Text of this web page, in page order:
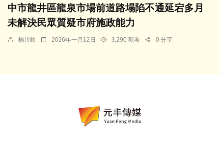
中市龍井區龍泉市場前道路塌陷不通延宕多月
未解決民眾質疑市府施政能力
楊川欽 2026年一月12日 3,290 觀看 0 分享